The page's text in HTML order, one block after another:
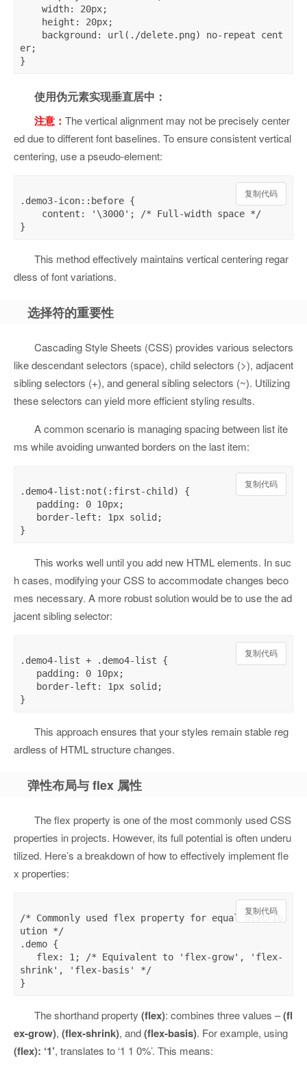
er;
使用伪元素实现垂直居中：
注意： The vertical alignment may not be precisely center
ed due to different font baselines. To ensure consistent vertical
centering, use a pseudo-element:
复制代码
.demo3-icon::before {
This method effectively maintains vertical centering regar
dless of font variations.
选择符的重要性
Cascading Style Sheets (CSS) provides various selectors
like descendant selectors (space), child selectors (>), adjacent
sibling selectors (+), and general sibling selectors (~). Utilizing
these selectors can yield more efficient styling results.
A common scenario is managing spacing between list ite
ms while avoiding unwanted borders on the last item:
复制代码
.demo4-list:not(:first-child) {
This works well until you add new HTML elements. In suc
h cases, modifying your CSS to accommodate changes beco
mes necessary. A more robust solution would be to use the ad
jacent sibling selector:
复制代码
.demo4-list + .demo4-list {
This approach ensures that your styles remain stable reg
ardless of HTML structure changes.
弹性布局与 flex 属性
The flex property is one of the most commonly used CSS
properties in projects. However, its full potential is often underu
tilized. Here’s a breakdown of how to effectively implement fle
x properties:
复制代码
/* Commonly used flex property for equal distrib
ution */
.demo {
shrink', 'flex-basis' */
The shorthand property (flex): combines three values –(fl
ex-grow), (flex-shrink), and(flex-basis). For example, using
(flex): ‘1’, translates to ‘1 1 0%’. This means: